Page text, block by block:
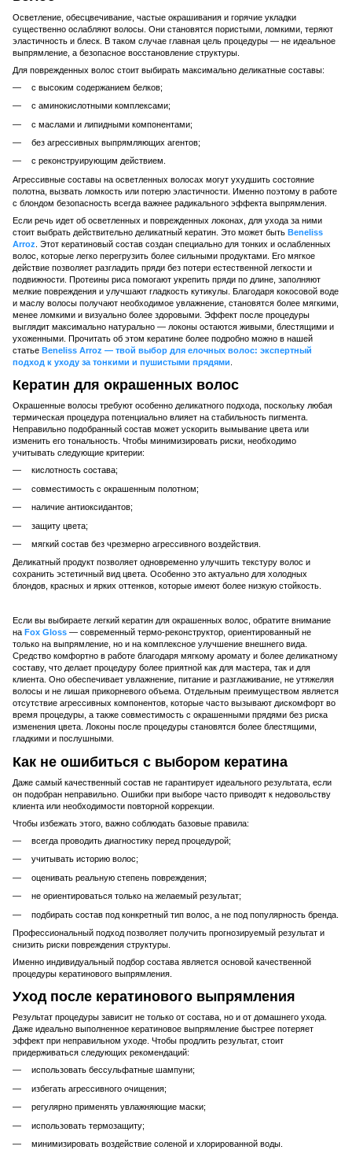
Осветление, обесцвечивание, частые окрашивания и горячие укладки
существенно ослабляют волосы. Они становятся пористыми, ломкими, теряют
эластичность и блеск. В таком случае главная цель процедуры — не идеальное
выпрямление, а безопасное восстановление структуры.
Для поврежденных волос стоит выбирать максимально деликатные составы:
с высоким содержанием белков;
с аминокислотными комплексами;
с маслами и липидными компонентами;
без агрессивных выпрямляющих агентов;
с реконструирующим действием.
Агрессивные составы на осветленных волосах могут ухудшить состояние
полотна, вызвать ломкость или потерю эластичности. Именно поэтому в работе
с блондом безопасность всегда важнее радикального эффекта выпрямления.
Если речь идет об осветленных и поврежденных локонах, для ухода за ними
стоит выбрать действительно деликатный кератин. Это может быть Beneliss
Arroz . Этот кератиновый состав создан специально для тонких и ослабленных
волос, которые легко перегрузить более сильными продуктами. Его мягкое
действие позволяет разгладить пряди без потери естественной легкости и
подвижности. Протеины риса помогают укрепить пряди по длине, заполняют
мелкие повреждения и улучшают гладкость кутикулы. Благодаря кокосовой воде
и маслу волосы получают необходимое увлажнение, становятся более мягкими,
менее ломкими и визуально более здоровыми. Эффект после процедуры
выглядит максимально натурально — локоны остаются живыми, блестящими и
ухоженными. Прочитать об этом кератине более подробно можно в нашей
статье Beneliss Arroz — твой выбор для елочных волос: экспертный
подход к уходу за тонкими и пушистыми прядями
Кератин для окрашенных волос
Окрашенные волосы требуют особенно деликатного подхода, поскольку любая
термическая процедура потенциально влияет на стабильность пигмента.
Неправильно подобранный состав может ускорить вымывание цвета или
изменить его тональность. Чтобы минимизировать риски, необходимо
учитывать следующие критерии:
кислотность состава;
совместимость с окрашенным полотном;
наличие антиоксидантов;
защиту цвета;
мягкий состав без чрезмерно агрессивного воздействия.
Деликатный продукт позволяет одновременно улучшить текстуру волос и
сохранить эстетичный вид цвета. Особенно это актуально для холодных
блондов, красных и ярких оттенков, которые имеют более низкую стойкость.
Если вы выбираете легкий кератин для окрашенных волос, обратите внимание
на Fox Gloss — современный термо-реконструктор, ориентированный не
только на выпрямление, но и на комплексное улучшение внешнего вида.
Средство комфортно в работе благодаря мягкому аромату и более деликатному
составу, что делает процедуру более приятной как для мастера, так и для
клиента. Оно обеспечивает увлажнение, питание и разглаживание, не утяжеляя
волосы и не лишая прикорневого объема. Отдельным преимуществом является
отсутствие агрессивных компонентов, которые часто вызывают дискомфорт во
время процедуры, а также совместимость с окрашенными прядями без риска
изменения цвета. Локоны после процедуры становятся более блестящими,
гладкими и послушными.
Как не ошибиться с выбором кератина
Даже самый качественный состав не гарантирует идеального результата, если
он подобран неправильно. Ошибки при выборе часто приводят к недовольству
клиента или необходимости повторной коррекции.
Чтобы избежать этого, важно соблюдать базовые правила:
всегда проводить диагностику перед процедурой;
учитывать историю волос;
оценивать реальную степень повреждения;
не ориентироваться только на желаемый результат;
подбирать состав под конкретный тип волос, а не под популярность бренда.
Профессиональный подход позволяет получить прогнозируемый результат и
снизить риски повреждения структуры.
Именно индивидуальный подбор состава является основой качественной
процедуры кератинового выпрямления.
Уход после кератинового выпрямления
Результат процедуры зависит не только от состава, но и от домашнего ухода.
Даже идеально выполненное кератиновое выпрямление быстрее потеряет
эффект при неправильном уходе. Чтобы продлить результат, стоит
придерживаться следующих рекомендаций:
использовать бессульфатные шампуни;
избегать агрессивного очищения;
регулярно применять увлажняющие маски;
использовать термозащиту;
минимизировать воздействие соленой и хлорированной воды.